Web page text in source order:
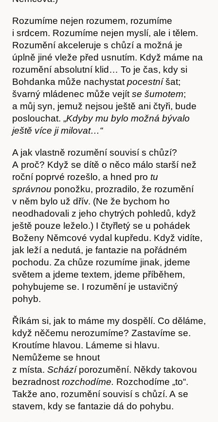
Akce
O nás
Obchod
Rozumíme nejen rozumem, rozumíme
i srdcem. Rozumíme nejen myslí, ale i tělem.
Rozumění akceleruje s chůzí a možná je
úplně jiné vleže před usnutím. Když máme na
rozumění absolutní klid… To je čas, kdy si
Bohdanka může nachystat pocestníšat;
švarný mládenec může vejít se šumotem;
a můj syn, jemuž nejsou ještě ani čtyři, bude
poslouchat. „Kdyby mu bylo možná bývalo
ještě více ji milovat…“
A jak vlastně rozumění souvisí s chůzí?
A proč? Když se dítě o něco málo starší než
roční poprvé rozešlo, a hned pro tu
správnou ponožku, prozradilo, že rozumění
v něm bylo už dřív. (Ne že bychom ho
neodhadovali z jeho chytrých pohledů, když
ještě pouze leželo.) I čtyřletý se u pohádek
Boženy Němcové vydal kupředu. Když vidíte,
jak leží a nedutá, je fantazie na pořádném
pochodu. Za chůze rozumíme jinak, jdeme
světem a jdeme textem, jdeme příběhem,
pohybujeme se. I rozumění je ustavičný
pohyb.
Říkám si, jak to máme my dospělí. Co děláme,
když něčemu nerozumíme? Zastavíme se.
Kroutíme hlavou. Lámeme si hlavu.
Nemůžeme se hnout
z místa. Scházíporozumění. Někdy takovou
bezradnost rozchodíme. Rozchodíme „to“.
Takže ano, rozumění souvisí s chůzí. A se
stavem, kdy se fantazie dá do pohybu.